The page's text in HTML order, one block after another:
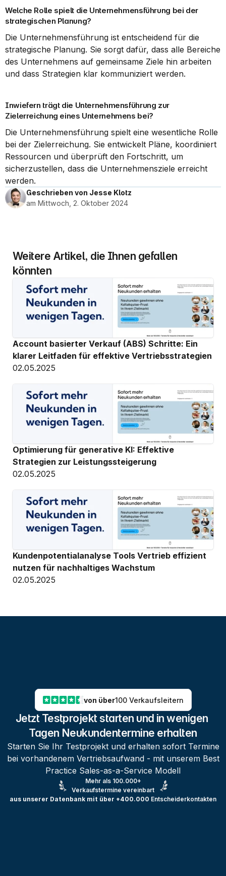
Welche Rolle spielt die Unternehmensführung bei der
strategischen Planung?
Die Unternehmensführung ist entscheidend für die
strategische Planung. Sie sorgt dafür, dass alle Bereiche
des Unternehmens auf gemeinsame Ziele hin arbeiten
und dass Strategien klar kommuniziert werden.
Inwiefern trägt die Unternehmensführung zur
Zielerreichung eines Unternehmens bei?
Die Unternehmensführung spielt eine wesentliche Rolle
bei der Zielerreichung. Sie entwickelt Pläne, koordiniert
Ressourcen und überprüft den Fortschritt, um
sicherzustellen, dass die Unternehmensziele erreicht
werden.
Geschrieben von Jesse Klotz
am Mittwoch, 2. Oktober 2024
Weitere Artikel, die Ihnen gefallen
könnten
Account basierter Verkauf (ABS) Schritte: Ein
klarer Leitfaden für effektive Vertriebsstrategien
02.05.2025
Optimierung für generative KI: Effektive
Strategien zur Leistungssteigerung
02.05.2025
Kundenpotentialanalyse Tools Vertrieb effizient
nutzen für nachhaltiges Wachstum
02.05.2025
von über100 Verkaufsleitern
Jetzt Testprojekt starten und in wenigen
Tagen Neukundentermine erhalten
Starten Sie Ihr Testprojekt und erhalten sofort Termine
bei vorhandenem Vertriebsaufwand - mit unserem Best
Practice Sales-as-a-Service Modell
Mehr als 100.000+
Verkaufstermine vereinbart
aus unserer Datenbank mit über +400.000 Entscheiderkontakten